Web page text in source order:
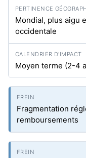
Mondial, plus aigu
occidentale
Moyen terme (2-4
Fragmentation
remboursements